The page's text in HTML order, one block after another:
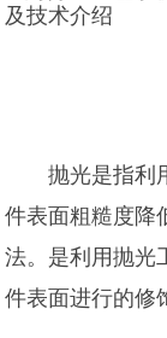
抛光是指利
件表面粗糙度降
法。是利用抛光
件表面进行的修